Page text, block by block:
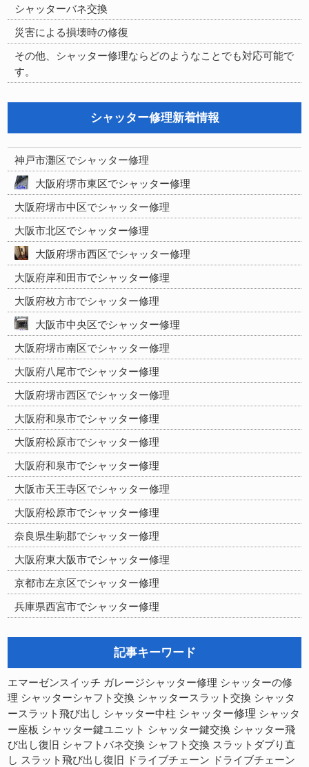
シャッターバネ交換
災害による損壊時の修復
その他、シャッター修理ならどのようなことでも対応可能で
す。
シャッター修理新着情報
神戸市灘区でシャッター修理
大阪府堺市東区でシャッター修理
大阪府堺市中区でシャッター修理
大阪市北区でシャッター修理
大阪府堺市西区でシャッター修理
大阪府岸和田市でシャッター修理
大阪府枚方市でシャッター修理
大阪市中央区でシャッター修理
大阪府堺市南区でシャッター修理
大阪府八尾市でシャッター修理
大阪府堺市西区でシャッター修理
大阪府和泉市でシャッター修理
大阪府松原市でシャッター修理
大阪府和泉市でシャッター修理
大阪市天王寺区でシャッター修理
大阪府松原市でシャッター修理
奈良県生駒郡でシャッター修理
大阪府東大阪市でシャッター修理
京都市左京区でシャッター修理
兵庫県西宮市でシャッター修理
記事キーワード
エマーゼンスイッチ ガレージシャッター修理 シャッターの修
理 シャッターシャフト交換 シャッタースラット交換 シャッタ
ースラット飛び出し シャッター中柱 シャッター修理 シャッタ
ー座板 シャッター鍵ユニット シャッター鍵交換 シャッター飛
び出し復旧 シャフトバネ交換 シャフト交換 スラットダブり直
し スラット飛び出し復旧 ドライブチェーン
ドライブチェーン